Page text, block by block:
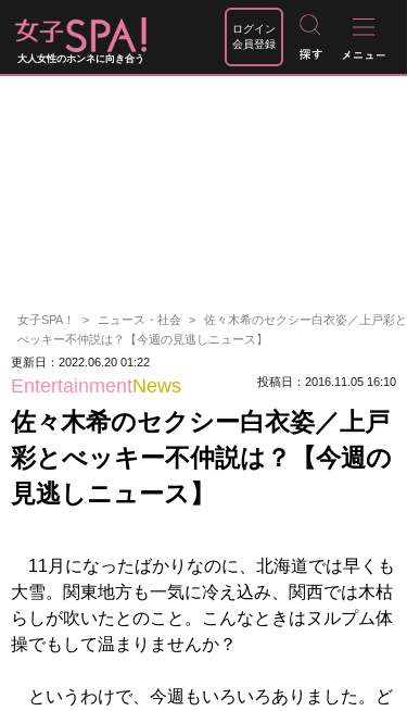
大人女性のホンネに向き合う
ログイン
会員登録
女子SPA！ ニュース・社会
佐々木希のセクシー白衣姿／上戸彩と
べッキー不仲説は？【今週の見逃しニュース】
更新日：2022.06.20 01:22
EntertainmentNews 投稿日：2016.11.05 16:10
佐々木希のセクシー白衣姿／上戸
彩とべッキー不仲説は？【今週の
見逃しニュース】
11月になったばかりなのに、北海道では早くも
大雪。関東地方も一気に冷え込み、関西では木枯
らしが吹いたとのこと。こんなときはヌルプム体
操でもして温まりませんか？
というわけで、今週もいろいろありました。ど